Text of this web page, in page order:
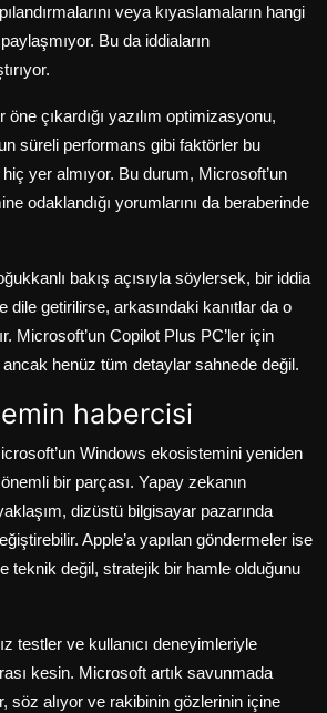
veya kıyaslamaların hangi
paylaşmıyor. Bu da iddiaların
öne çıkardığı yazılım optimizasyonu,
süreli performans gibi faktörler bu
yer almıyor. Bu durum, Microsoft’un
odaklandığı yorumlarını da beraberinde
bakış açısıyla söylersek, bir iddia
dile getirilirse, arkasındaki kanıtlar da o
Microsoft’un Copilot Plus PC’ler için
henüz tüm detaylar sahnede değil.
habercisi
Windows ekosistemini yeniden
bir parçası. Yapay zekanın
dizüstü bilgisayar pazarında
Apple’a yapılan göndermeler ise
teknik değil, stratejik bir hamle olduğunu
testler ve kullanıcı deneyimleriyle
kesin. Microsoft artık savunmada
söz alıyor ve rakibinin gözlerinin içine